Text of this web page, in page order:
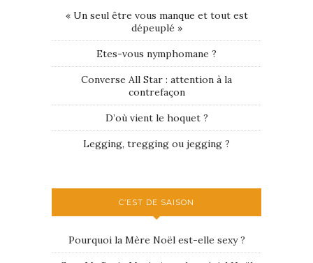
« Un seul être vous manque et tout est
dépeuplé »
Etes-vous nymphomane ?
Converse All Star : attention à la
contrefaçon
D’où vient le hoquet ?
Legging, tregging ou jegging ?
C’EST DE SAISON
Pourquoi la Mère Noël est-elle sexy ?